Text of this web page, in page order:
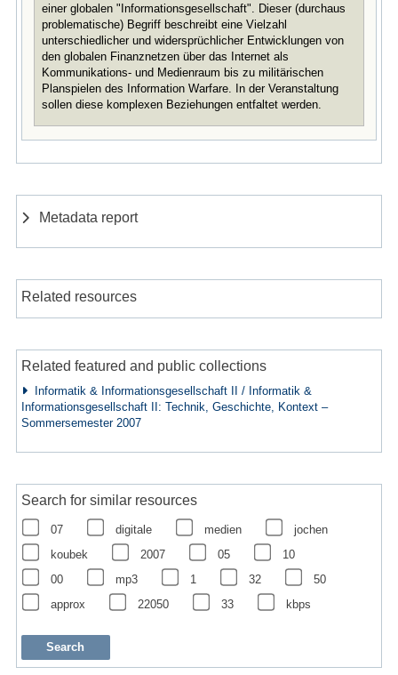
einer globalen "Informationsgesellschaft". Dieser (durchaus
problematische) Begriff beschreibt eine Vielzahl
unterschiedlicher und widersprüchlicher Entwicklungen von
den globalen Finanznetzen über das Internet als
Kommunikations- und Medienraum bis zu militärischen
Planspielen des Information Warfare. In der Veranstaltung
sollen diese komplexen Beziehungen entfaltet werden.
Metadata report
Related resources
Related featured and public collections
Informatik & Informationsgesellschaft II / Informatik &
Informationsgesellschaft II: Technik, Geschichte, Kontext –
Sommersemester 2007
Search for similar resources
07 digitale medien
jochen
koubek
2007 05
10
00
mp3 1 32
50
approx
22050 33 kbps